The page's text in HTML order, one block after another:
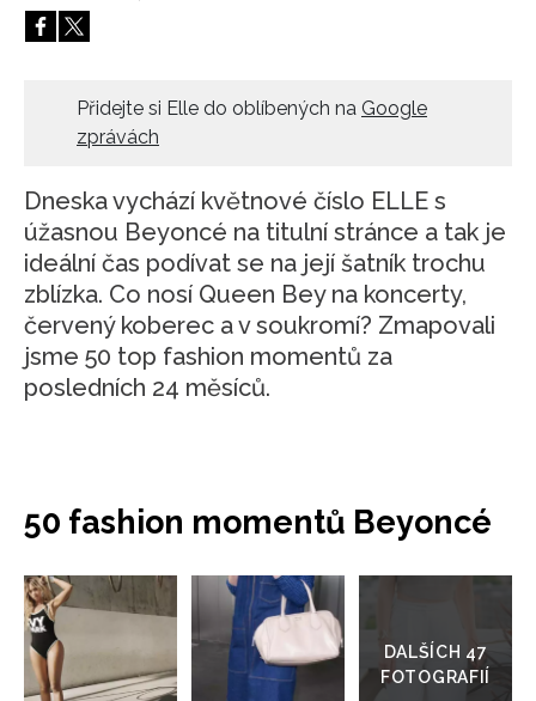
HOME
Přidejte si Elle do oblíbených na Google
zprávách
Dneska vychází květnové číslo ELLE s
úžasnou Beyoncé na titulní stránce a tak je
ideální čas podívat se na její šatník trochu
zblízka. Co nosí Queen Bey na koncerty,
červený koberec a v soukromí? Zmapovali
jsme 50 top fashion momentů za
posledních 24 měsíců.
50 fashion momentů Beyoncé
galerie